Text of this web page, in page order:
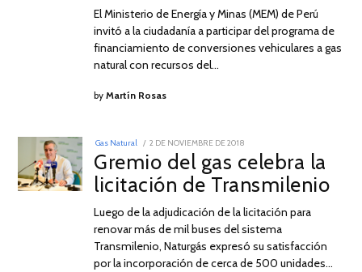
El Ministerio de Energía y Minas (MEM) de Perú
invitó a la ciudadanía a participar del programa de
financiamiento de conversiones vehiculares a gas
natural con recursos del…
byMartín Rosas
Gas Natural
POSTED
ON
2 DE NOVIEMBRE DE 2018
Gremio del gas celebra la
licitación de Transmilenio
Luego de la adjudicación de la licitación para
renovar más de mil buses del sistema
Transmilenio, Naturgás expresó su satisfacción
por la incorporación de cerca de 500 unidades…